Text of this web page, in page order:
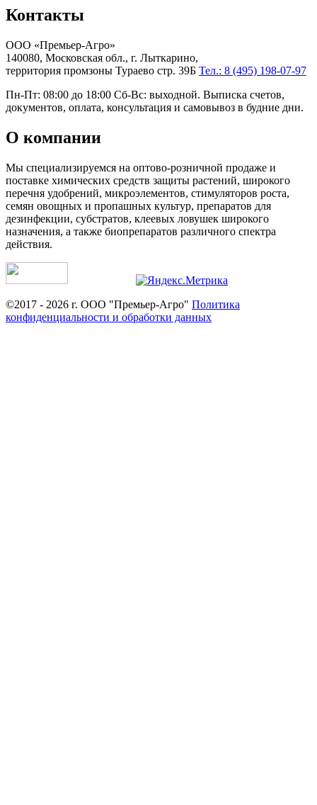
Контакты
ООО «Премьер-Агро»
140080, Московская обл., г. Лыткарино,
территория промзоны Тураево стр. 39Б Тел.: 8 (495) 198-07-97
Пн-Пт: 08:00 до 18:00 Сб-Вс: выходной. Выписка счетов,
документов, оплата, консультация и самовывоз в будние дни.
О компании
Мы специализируемся на оптово-розничной продаже и
поставке химических средств защиты растений, широкого
перечня удобрений, микроэлементов, стимуляторов роста,
семян овощных и пропашных культур, препаратов для
дезинфекции, субстратов, клеевых ловушек широкого
назначения, а также биопрепаратов различного спектра
действия.
©2017 - 2026 г. ООО "Премьер-Агро" Политика
конфиденциальности и обработки данных